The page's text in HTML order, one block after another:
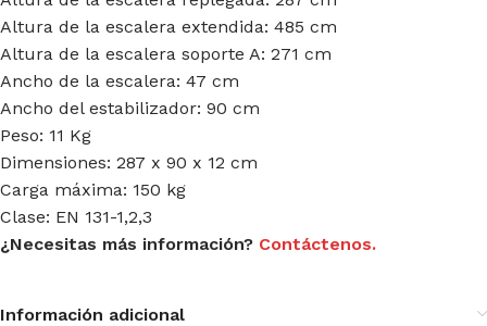
Altura de la escalera extendida: 485 cm
Altura de la escalera soporte A: 271 cm
Ancho de la escalera: 47 cm
Ancho del estabilizador: 90 cm
Peso: 11 Kg
Dimensiones: 287 x 90 x 12 cm
Carga máxima: 150 kg
Clase: EN 131-1,2,3
¿Necesitas más información? Contáctenos.
Información adicional